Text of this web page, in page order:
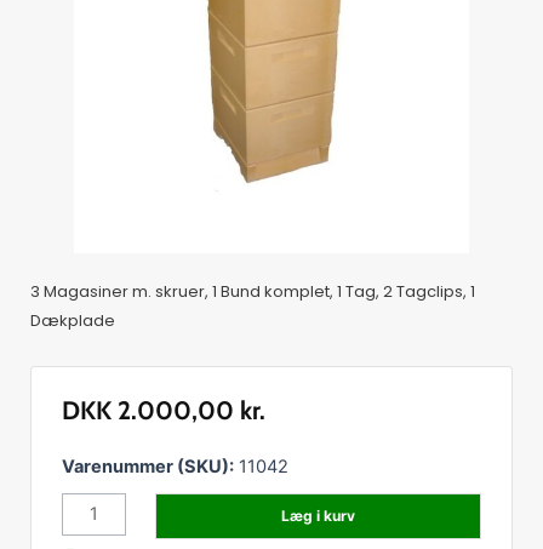
3 Magasiner m. skruer, 1 Bund komplet, 1 Tag, 2 Tagclips, 1
Dækplade
DKK 2.000,00 kr.
Varenummer (SKU):11042
Rea-
Dan
Læg i kurv